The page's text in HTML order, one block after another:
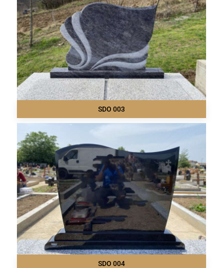
SDO 003
SDO 004